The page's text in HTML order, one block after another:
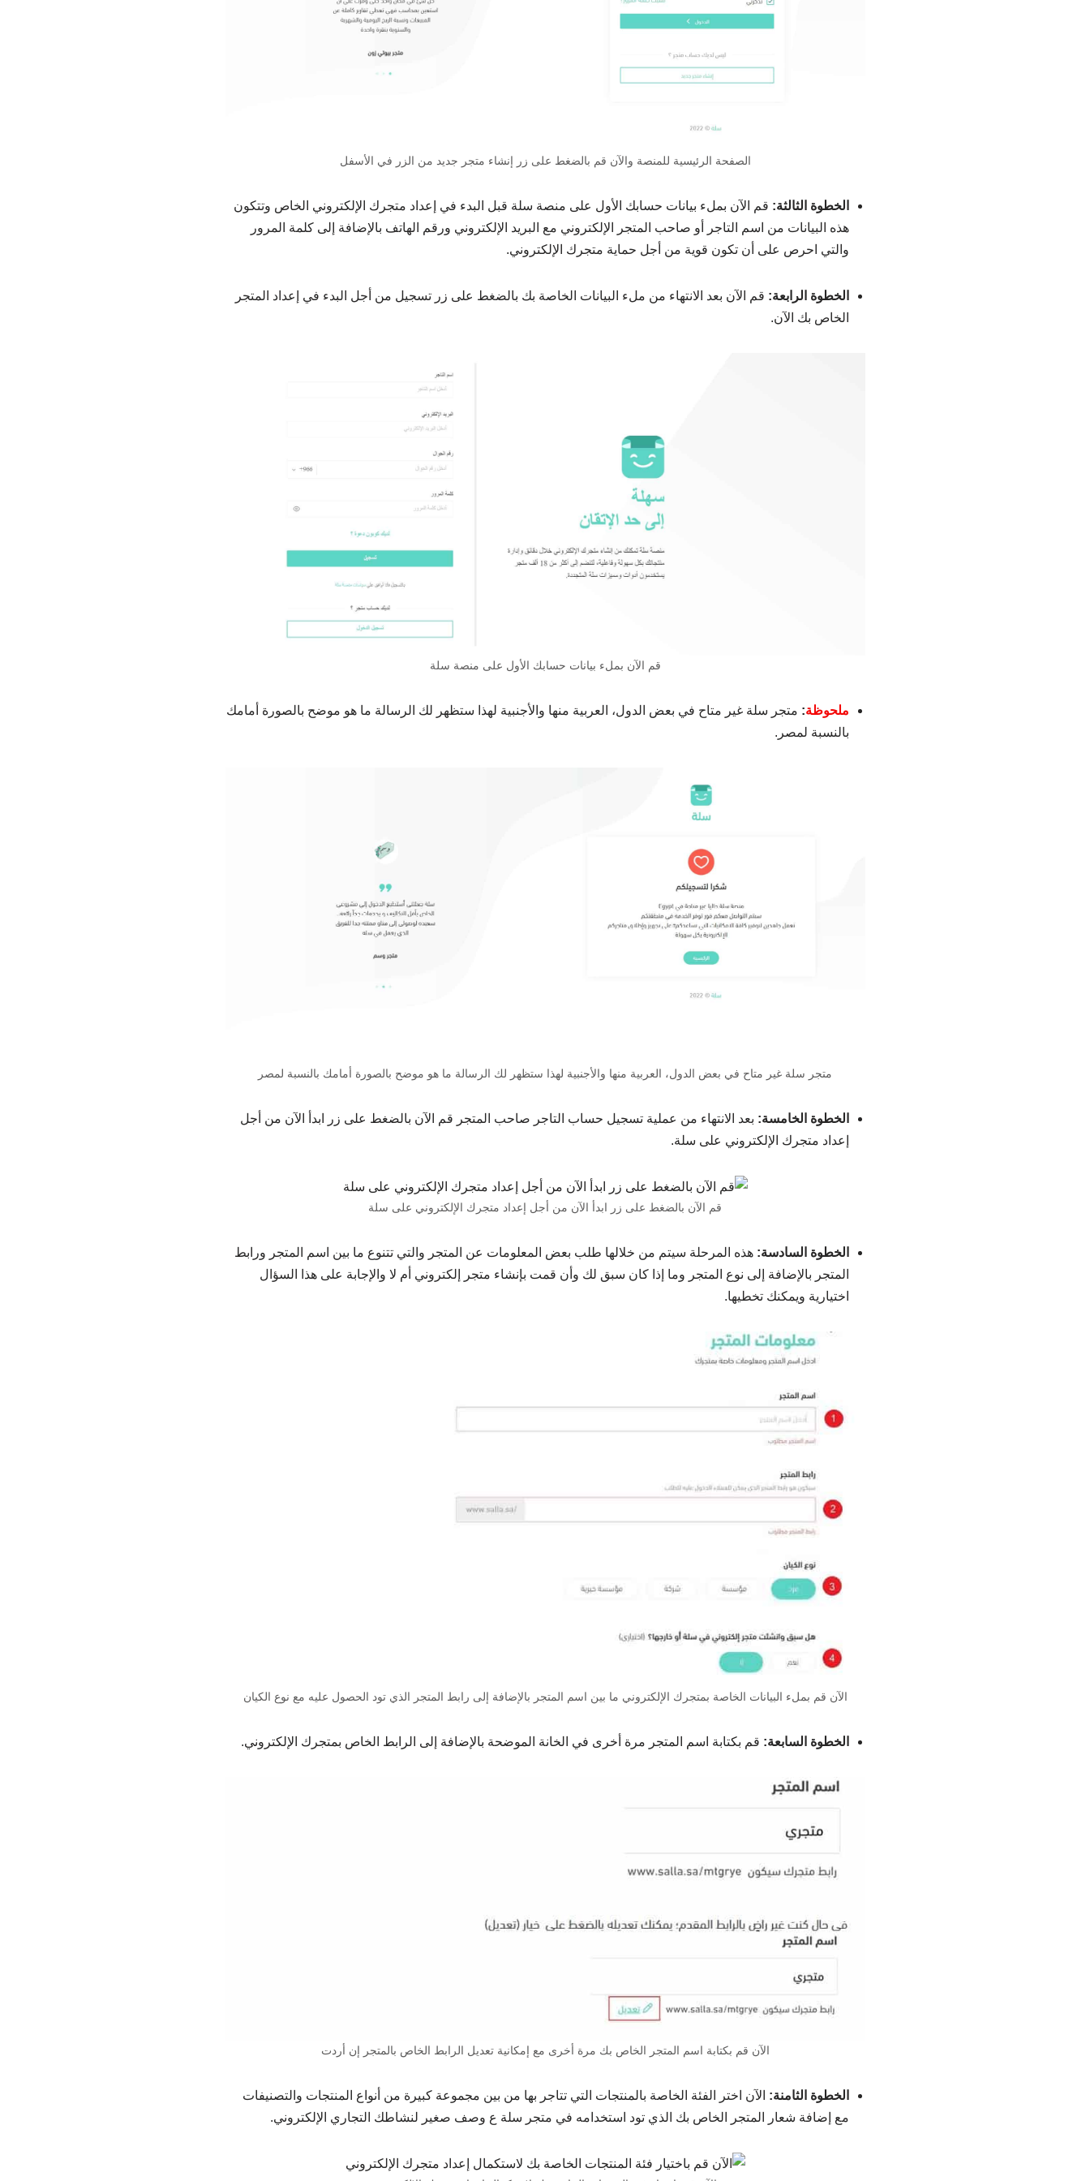
الصفحة الرئيسية للمنصة والآن قم بالضغط على زر إنشاء متجر جديد من الزر في الأسفل
الخطوة الثالثة: قم الآن بملء بيانات حسابك الأول على منصة سلة قبل البدء في إعداد متجرك الإلكتروني الخاص وتتكون
هذه البيانات من اسم التاجر أو صاحب المتجر الإلكتروني مع البريد الإلكتروني ورقم الهاتف بالإضافة إلى كلمة المرور
والتي احرص على أن تكون قوية من أجل حماية متجرك الإلكتروني.
الخطوة الرابعة: قم الآن بعد الانتهاء من ملء البيانات الخاصة بك بالضغط على زر تسجيل من أجل البدء في إعداد المتجر
الخاص بك الآن.
قم الآن بملء بيانات حسابك الأول على منصة سلة
ملحوظة: متجر سلة غير متاح في بعض الدول، العربية منها والأجنبية لهذا ستظهر لك الرسالة ما هو موضح بالصورة أمامك
بالنسبة لمصر.
متجر سلة غير متاح في بعض الدول، العربية منها والأجنبية لهذا ستظهر لك الرسالة ما هو موضح بالصورة أمامك بالنسبة لمصر
الخطوة الخامسة: بعد الانتهاء من عملية تسجيل حساب التاجر صاحب المتجر قم الآن بالضغط على زر ابدأ الآن من أجل
إعداد متجرك الإلكتروني على سلة.
قم الآن بالضغط على زر ابدأ الآن من أجل إعداد متجرك الإلكتروني على سلة
الخطوة السادسة:هذه المرحلة سيتم من خلالها طلب بعض المعلومات عن المتجر والتي تتنوع ما بين اسم المتجر ورابط
المتجر بالإضافة إلى نوع المتجر وما إذا كان سبق لك وأن قمت بإنشاء متجر إلكتروني أم لا والإجابة على هذا السؤال
اختيارية ويمكنك تخطيها.
الآن قم بملء البيانات الخاصة بمتجرك الإلكتروني ما بين اسم المتجر بالإضافة إلى رابط المتجر الذي تود الحصول عليه مع نوع الكيان
الخطوة السابعة: قم بكتابة اسم المتجر مرة أخرى في الخانة الموضحة بالإضافة إلى الرابط الخاص بمتجرك الإلكتروني.
الآن قم بكتابة اسم المتجر الخاص بك مرة أخرى مع إمكانية تعديل الرابط الخاص بالمتجر إن أردت
الخطوة الثامنة: الآن اختر الفئة الخاصة بالمنتجات التي تتاجر بها من بين مجموعة كبيرة من أنواع المنتجات والتصنيفات
مع إضافة شعار المتجر الخاص بك الذي تود استخدامه في متجر سلة ع وصف صغير لنشاطك التجاري الإلكتروني.